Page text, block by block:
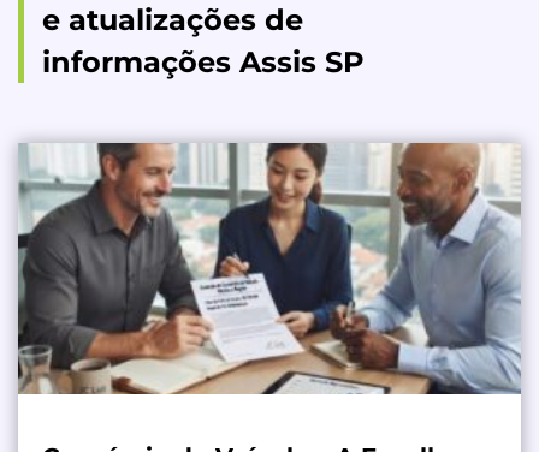
e atualizações de
informações Assis SP